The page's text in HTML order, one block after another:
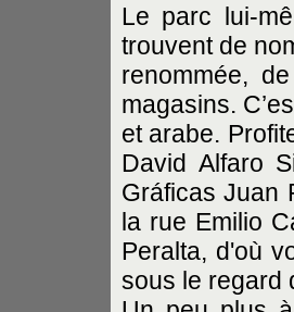
Le parc lui-
trouvent de
renommée,
magasins.
et arabe.
David Alfaro
Gráficas Juan
la rue Emilio
Peralta, d'où
sous le regard